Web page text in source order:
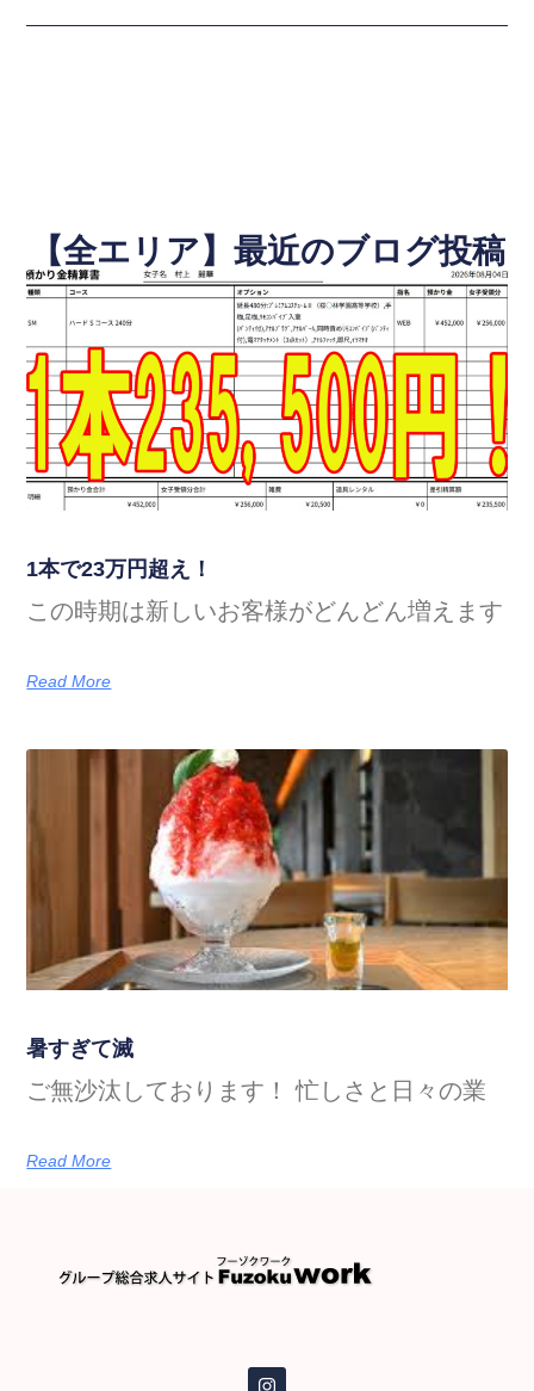
【全エリア】最近のブログ投稿
1本で23万円超え！
この時期は新しいお客様がどんどん増えます
Read More
暑すぎて滅
ご無沙汰しております！ 忙しさと日々の業
Read More